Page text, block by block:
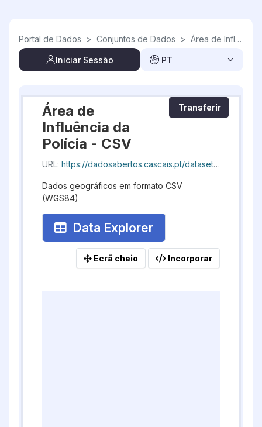
Portal de Dados > Conjuntos de Dados > Área de Influência da Polícia
Iniciar Sessão PT
Transferir
Área de
Influência da
Polícia - CSV
URL: https://dadosabertos.cascais.pt/dataset/efdcb847-fd16-4740-ba6f-eef3ffdddb5b/resource/583aa92c-8279-44ae-86ad-3d3b91dbb305/download/geocascais-areainfluenciaquartelesquadra_20260808_193550.csv
Dados geográficos em formato CSV
(WGS84)
Data Explorer
Ecrã cheio Incorporar